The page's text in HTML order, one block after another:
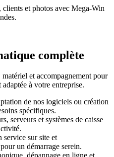
et photos avec Mega-Win
complète
et accompagnement pour
à votre entreprise.
de nos logiciels ou création
spécifiques.
serveurs et systèmes de caisse
service sur site et
un démarrage serein.